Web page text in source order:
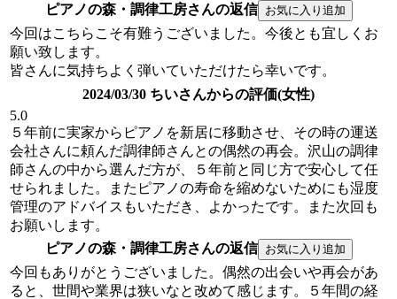
ピアノの森・調律工房さんの返信
今回はこちらこそ有難うございました。今後とも宜しくお
願い致します。
皆さんに気持ちよく弾いていただけたら幸いです。
2024/03/30 ちいさんからの評価(女性)
5.0
５年前に実家からピアノを新居に移動させ、その時の運送
会社さんに頼んだ調律師さんとの偶然の再会。沢山の調律
師さんの中から選んだ方が、５年前と同じ方で安心して任
せられました。またピアノの寿命を縮めないためにも湿度
管理のアドバイスもいただき、よかったです。また次回も
お願いします。
ピアノの森・調律工房さんの返信
今回もありがとうございました。偶然の出会いや再会があ
ると、世間や業界は狭いなと改めて感じます。５年間の経